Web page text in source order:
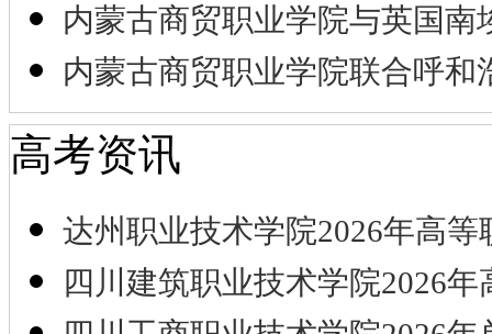
内蒙古商贸职业学院与英国南
内蒙古商贸职业学院联合呼和
高考资讯
达州职业技术学院2026年高等
四川建筑职业技术学院2026年